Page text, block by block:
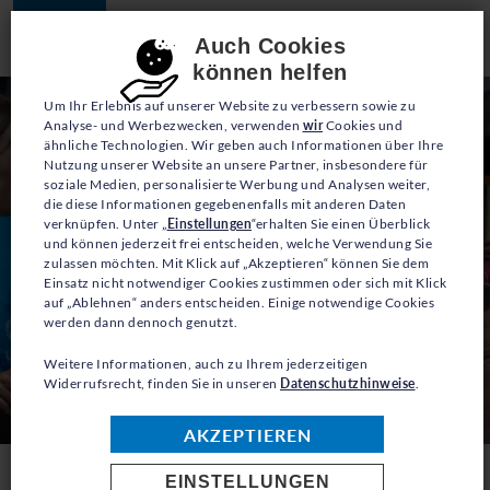
Consent-Einstellungen
Auch Cookies
können helfen
Um Ihr Erlebnis auf unserer Website zu verbessern sowie zu
Analyse- und Werbezwecken, verwenden wirCookies und
ähnliche Technologien. Wir geben auch Informationen über Ihre
Nutzung unserer Website an unsere Partner, insbesondere für
soziale Medien, personalisierte Werbung und Analysen weiter,
die diese Informationen gegebenenfalls mit anderen Daten
verknüpfen. Unter „ Einstellungen“erhalten Sie einen Überblick
und können jederzeit frei entscheiden, welche Verwendung Sie
zulassen möchten. Mit Klick auf „Akzeptieren“ können Sie dem
Einsatz nicht notwendiger Cookies zustimmen oder sich mit Klick
auf „Ablehnen“ anders entscheiden. Einige notwendige Cookies
werden dann dennoch genutzt.
Weitere Informationen, auch zu Ihrem jederzeitigen
Widerrufsrecht, finden Sie in unseren Datenschutzhinweise.
AKZEPTIEREN
EINSTELLUNGEN
JETZT SPENDEN